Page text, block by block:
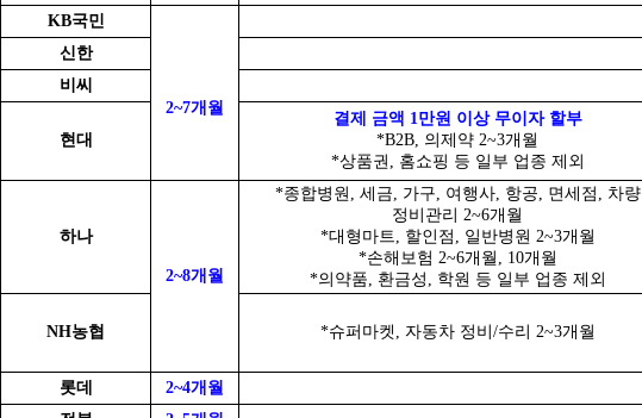
KB국민
신한
2~7개월
비씨
현대
결제 금액 1만원 이상 무이자 할부
*B2B, 의제약 2~3개월
*상품권, 홈쇼핑 등 일부 업종 제외
하나
2~8개월
*종합병원, 세금, 가구, 여행사, 항공, 면세점, 차량
정비관리 2~6개월
*대형마트, 할인점, 일반병원 2~3개월
*손해보험 2~6개월, 10개월
*의약품, 환금성, 학원 등 일부 업종 제외
NH농협 *슈퍼마켓, 자동차 정비/수리 2~3개월
롯데
2~4개월